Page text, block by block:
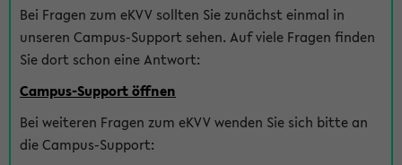
Bei Fragen zum eKVV sollten Sie zunächst einmal in
unseren Campus-Support sehen. Auf viele Fragen finden
Sie dort schon eine Antwort:
Campus-Support öffnen
Bei weiteren Fragen zum eKVV wenden Sie sich bitte an
die Campus-Support: